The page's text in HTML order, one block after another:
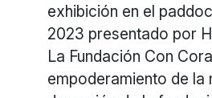
exhibición en el
2023 presentado por
La Fundación Con
empoderamiento de la